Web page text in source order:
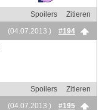
Spoilers
Zitieren
(04.07.2013 )
#194
Spoilers
Zitieren
(04.07.2013 )
#195